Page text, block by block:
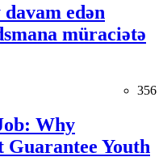
edən
müraciətə
356
Why
Guarantee Youth